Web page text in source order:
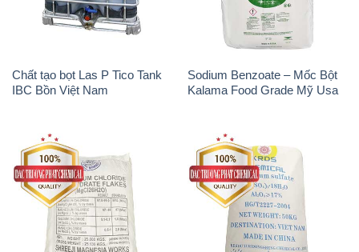
Magie Clorua – MGCL2 Dạng
Vảy Shreeji Magnesia Works
Ấn Độ India
Phèn Nhôm – Al2(SO4)3 17%
Trung Quốc China